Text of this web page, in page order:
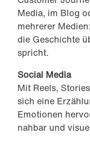
Media, im Blog
mehrerer
die Geschichte
spricht.
Social Media
Mit Reels,
sich eine
Emotionen
nahbar und